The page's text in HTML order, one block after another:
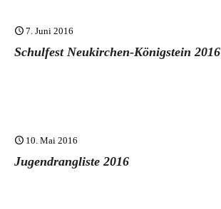
7. Juni 2016
Schulfest Neukirchen-Königstein 2016
10. Mai 2016
Jugendrangliste 2016